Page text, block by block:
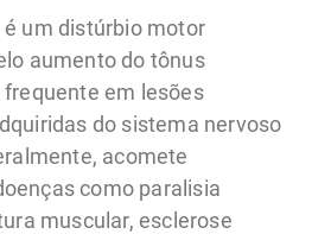
um distúrbio motor
aumento do tônus
em lesões
do sistema nervoso
acomete
como paralisia
muscular, esclerose